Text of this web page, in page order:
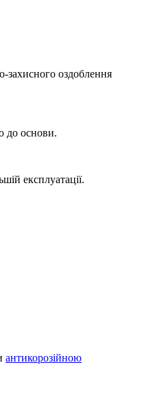
оздоблення
до основи.
експлуатації.
антикорозійною